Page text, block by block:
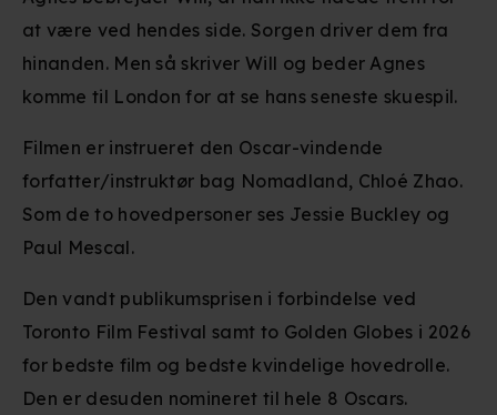
at være ved hendes side. Sorgen driver dem fra
hinanden. Men så skriver Will og beder Agnes
komme til London for at se hans seneste skuespil.
Filmen er instrueret den Oscar-vindende
forfatter/instruktør bag Nomadland, Chloé Zhao.
Som de to hovedpersoner ses Jessie Buckley og
Paul Mescal.
Den vandt publikumsprisen i forbindelse ved
Toronto Film Festival samt to Golden Globes i 2026
for bedste film og bedste kvindelige hovedrolle.
Den er desuden nomineret til hele 8 Oscars.